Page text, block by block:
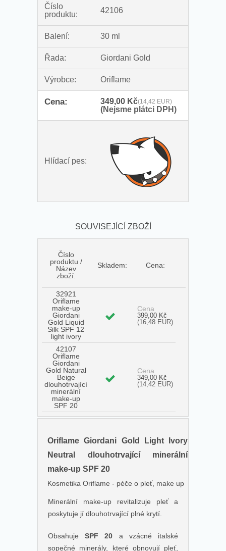
Číslo
produktu:
42106
Balení: 30 ml
Řada: Giordani Gold
Výrobce: Oriflame
Cena: 349,00 Kč(14,42 EUR)
(Nejsme plátci DPH)
Hlídací pes:
SOUVISEJÍCÍ ZBOŽÍ
Číslo
produktu /
Název
zboží:
Skladem: Cena:
32921
Oriflame
make-up
Giordani
Gold Liquid
Silk SPF 12
light ivory
Cena
399,00 Kč
(16,48 EUR)
42107
Oriflame
Giordani
Gold Natural
Beige
dlouhotrvající
minerální
make-up
SPF 20
Cena
349,00 Kč
(14,42 EUR)
Oriflame Giordani Gold Light Ivory
Neutral dlouhotrvající minerální
make-up SPF 20
Kosmetika Oriflame - péče o pleť, make up
Minerální make-up revitalizuje pleť a
poskytuje jí dlouhotrvající plné krytí.
ObsahujeSPF 20 a vzácné italské
sopečné minerály, které obnovují pleť,